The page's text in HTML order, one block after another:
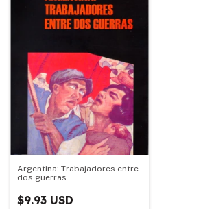
Argentina: Trabajadores entre
dos guerras
$9.93 USD